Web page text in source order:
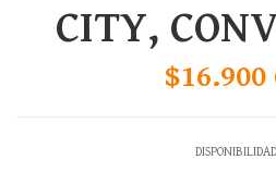
CITY,
$16.900